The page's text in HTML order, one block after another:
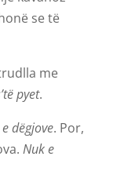
se të
me
pyet.
dëgjove. Por,
Nuk e